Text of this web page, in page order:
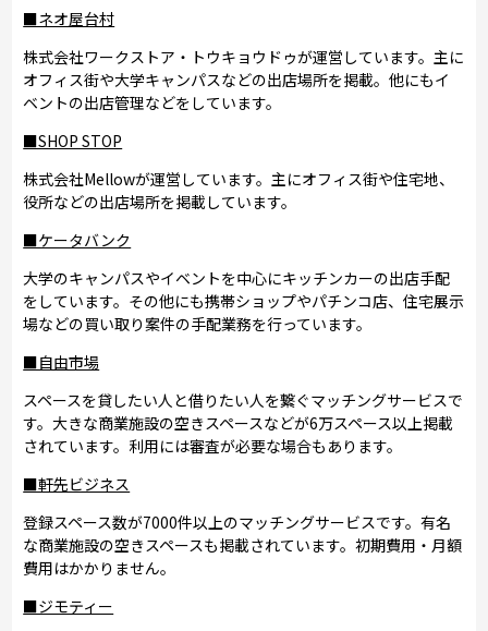
■ネオ屋台村
株式会社ワークストア・トウキョウドゥが運営しています。主に
オフィス街や大学キャンパスなどの出店場所を掲載。他にもイ
ベントの出店管理などをしています。
■SHOP STOP
株式会社Mellowが運営しています。主にオフィス街や住宅地、
役所などの出店場所を掲載しています。
■ケータバンク
大学のキャンパスやイベントを中心にキッチンカーの出店手配
をしています。その他にも携帯ショップやパチンコ店、住宅展示
場などの買い取り案件の手配業務を行っています。
■自由市場
スペースを貸したい人と借りたい人を繋ぐマッチングサービスで
す。大きな商業施設の空きスペースなどが6万スペース以上掲載
されています。利用には審査が必要な場合もあります。
■軒先ビジネス
登録スペース数が7000件以上のマッチングサービスです。有名
な商業施設の空きスペースも掲載されています。初期費用・月額
費用はかかりません。
■ジモティー